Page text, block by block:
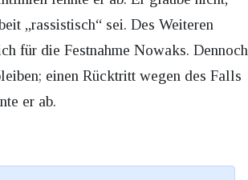
„rassistisch“ sei. Des Weiteren
für die Festnahme Nowaks. Dennoch
einen Rücktritt wegen des Falls
er ab.